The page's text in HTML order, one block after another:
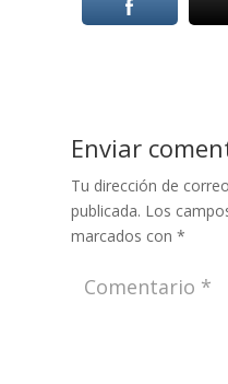
Enviar
Tu dirección de
publicada. Los
marcados con *